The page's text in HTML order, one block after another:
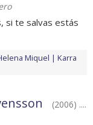
si te salvas estás
Miquel
Karra
(2006) ....